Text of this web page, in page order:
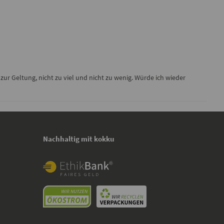
Geltung, nicht zu viel und nicht zu wenig. Würde ich wieder
Nachhaltig mit kokku